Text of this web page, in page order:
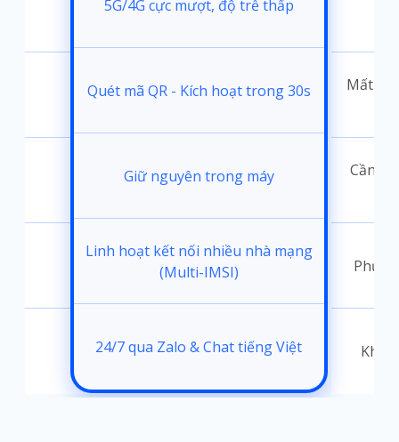
Mất
Cần
Phụ
5G/4G cực mượt, độ trễ thấp
Quét mã QR - Kích hoạt trong 30s
Giữ nguyên trong máy
Linh hoạt kết nối nhiều nhà mạng
(Multi-IMSI)
24/7 qua Zalo & Chat tiếng Việt